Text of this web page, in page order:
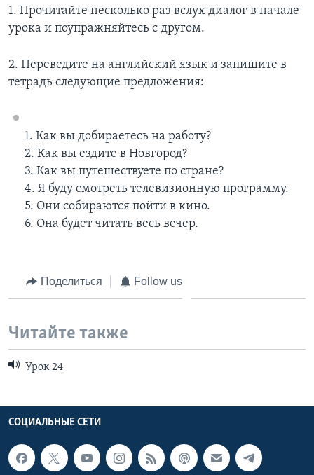
1. Прочитайте несколько раз вслух диалог в начале
урока и поупражняйтесь с другом.
2. Переведите на английский язык и запишите в
тетрадь следующие предложения:
1. Как вы добираетесь на работу?
2. Как вы ездите в Новгород?
3. Как вы путешествуете по стране?
4. Я буду смотреть телевизионную программу.
5. Они собираются пойти в кино.
6. Она будет читать весь вечер.
Поделиться Follow us
Читайте также
Урок 24
СОЦИАЛЬНЫЕ СЕТИ